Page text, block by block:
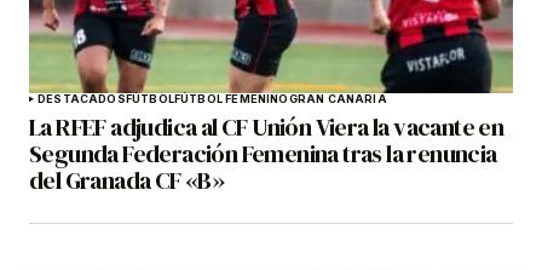
DESTACADOSFÚTBOLFÚTBOL FEMENINOGRAN CANARIA
La RFEF adjudica al CF Unión Viera la vacante en
Segunda Federación Femenina tras la renuncia
del Granada CF «B»